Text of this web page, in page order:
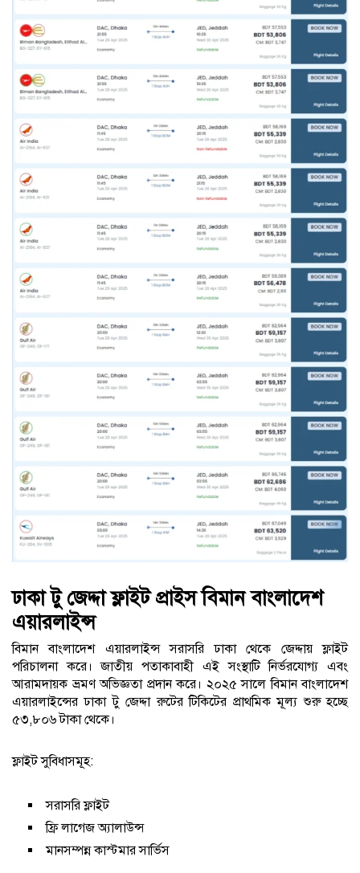
ঢাকা টু জেদ্দা ফ্লাইট প্রাইস বিমান বাংলাদেশ
এয়ারলাইন্স
বিমান বাংলাদেশ এয়ারলাইন্স সরাসরি ঢাকা থেকে জেদ্দায় ফ্লাইট
পরিচালনা করে। জাতীয় পতাকাবাহী এই সংস্থাটি নির্ভরযোগ্য এবং
আরামদায়ক ভ্রমণ অভিজ্ঞতা প্রদান করে। ২০২৫ সালে বিমান বাংলাদেশ
এয়ারলাইন্সের ঢাকা টু জেদ্দা রুটের টিকিটের প্রাথমিক মূল্য শুরু হচ্ছে
৫৩,৮০৬ টাকা থেকে।
ফ্লাইট সুবিধাসমূহ:
সরাসরি ফ্লাইট
ফ্রি লাগেজ অ্যালাউন্স
মানসম্পন্ন কাস্টমার সার্ভিস